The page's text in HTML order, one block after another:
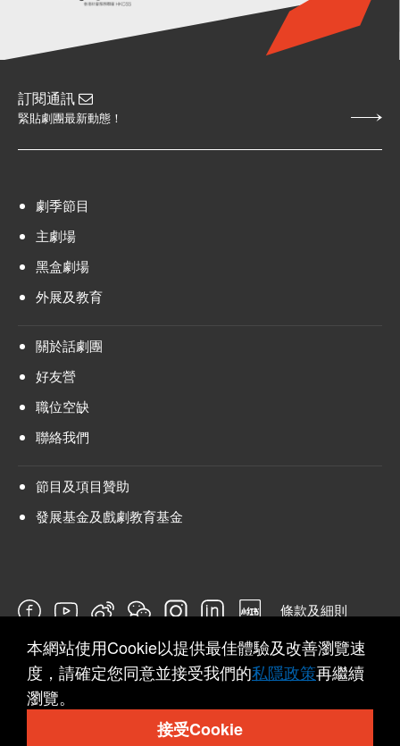
訂閱通訊
緊貼劇團最新動態！
劇季節目
主劇場
黑盒劇場
外展及教育
關於話劇團
好友營
職位空缺
聯絡我們
節目及項目贊助
發展基金及戲劇教育基金
條款及細則
問卷
本網站使用Cookie以提供最佳體驗及改善瀏覽速
度，請確定您同意並接受我們的私隱政策再繼續
瀏覽。
接受Cookie